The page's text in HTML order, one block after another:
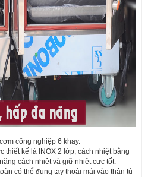
công nghiệp 6 khay.
thiết kế là INOX 2 lớp, cách nhiệt bằng
cách nhiệt và giữ nhiệt cực tốt.
có thể đụng tay thoải mái vào thân tủ